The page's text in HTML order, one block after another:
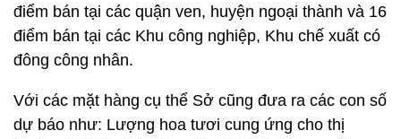
điểm bán tại các quận ven, huyện ngoại thành và 16
điểm bán tại các Khu công nghiệp, Khu chế xuất có
đông công nhân.
Với các mặt hàng cụ thể Sở cũng đưa ra các con số
dự báo như: Lượng hoa tươi cung ứng cho thị